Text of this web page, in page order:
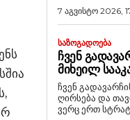
7 აგვისტო 2026,
ᲡᲐᲖᲝᲒᲐᲓᲝᲔᲑᲐ
ᲩᲕᲔᲜ
ᲛᲘᲮᲔᲘᲚ
ჩვენ
ღირსება და
ვერც ერთ